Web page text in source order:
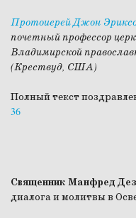
Протоиерей Джон
почетный профессор
Владимирской
(Крествуд, США)
Полный текст
36
Священник Манфред
диалога и молитвы в